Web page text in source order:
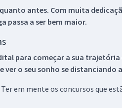
antes. Com muita
passa a ser bem maior.
para começar a sua
o seu sonho se distanciando
em mente os concursos que